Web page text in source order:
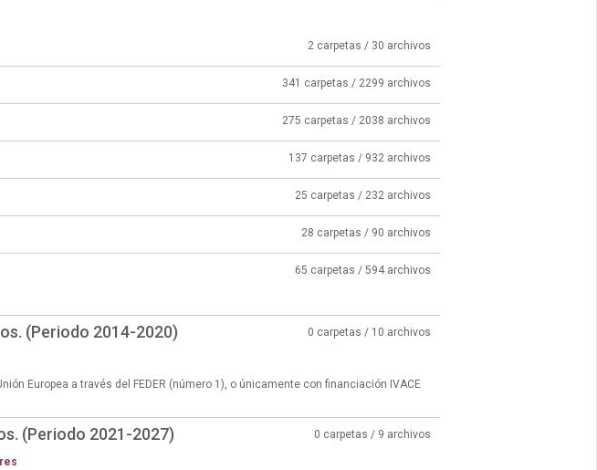
2 carpetas / 30 archivos
341 carpetas / 2299 archivos
275 carpetas / 2038 archivos
137 carpetas / 932 archivos
25 carpetas / 232 archivos
28 carpetas / 90 archivos
65 carpetas / 594 archivos
(Periodo 2014-2020) 0 carpetas / 10 archivos
Europea a través del FEDER (número 1), o únicamente con financiación IVACE
(Periodo 2021-2027) 0 carpetas / 9 archivos